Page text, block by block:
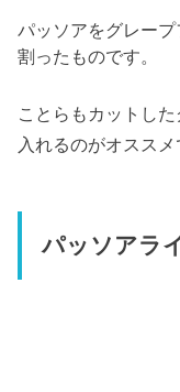
パッソアをグレー
割ったものです。
ことらもカットし
入れるのがオススメ
パッソアラ